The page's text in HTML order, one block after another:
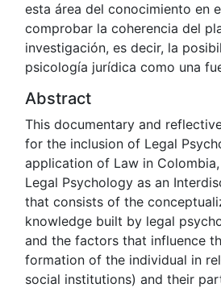
esta área del conocimiento en
comprobar la coherencia del
investigación, es decir, la
psicología jurídica como una
Abstract
This documentary and
for the inclusion of Legal
application of Law in
Legal Psychology as an
that consists of the
knowledge built by legal
and the factors that influence
formation of the individual in
social institutions) and their